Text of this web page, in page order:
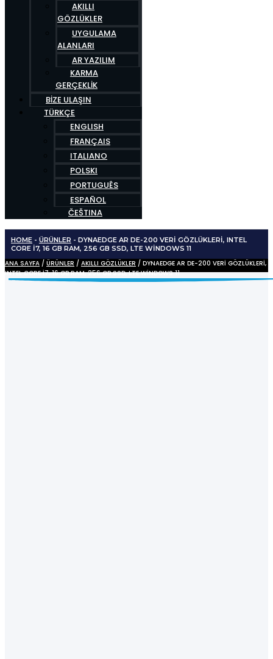
AKILLI
GÖZLÜKLER
UYGULAMA
ALANLARI
AR YAZILIM
KARMA
GERÇEKLIK
BIZE ULAŞIN
TÜRKÇE
ENGLISH
FRANÇAIS
ITALIANO
POLSKI
PORTUGUÊS
ESPAÑOL
ČEŠTINA
HOME - ÜRÜNLER - DYNAEDGE AR DE-200 VERI GÖZLÜKLERI, INTEL
CORE I7, 16 GB RAM, 256 GB SSD, LTE WINDOWS 11
ANA SAYFA / ÜRÜNLER / AKILLI GÖZLÜKLER / DYNAEDGE AR DE-200 VERI GÖZLÜKLERI,
INTEL CORE I7, 16 GB RAM, 256 GB SSD, LTE WINDOWS 11